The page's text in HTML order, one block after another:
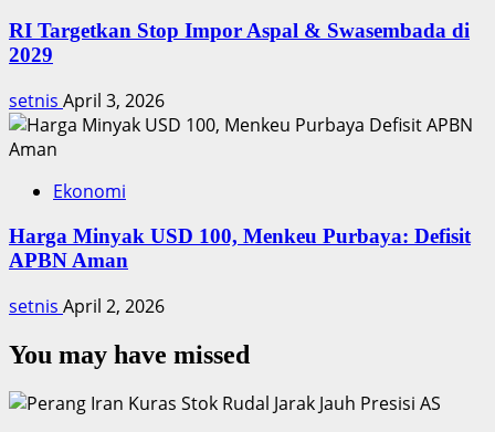
RI Targetkan Stop Impor Aspal & Swasembada di
2029
setnis April 3, 2026
Ekonomi
Harga Minyak USD 100, Menkeu Purbaya: Defisit
APBN Aman
setnis April 2, 2026
You may have missed